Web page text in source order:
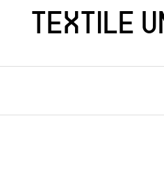
TEXTILE